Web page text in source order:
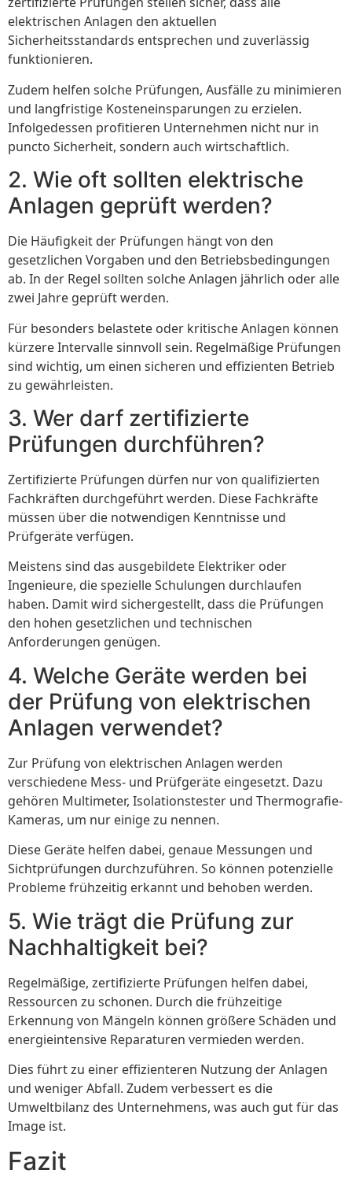
elektrischen Anlagen den aktuellen
Sicherheitsstandards entsprechen und zuverlässig
funktionieren.
Zudem helfen solche Prüfungen, Ausfälle zu minimieren
und langfristige Kosteneinsparungen zu erzielen.
Infolgedessen profitieren Unternehmen nicht nur in
puncto Sicherheit, sondern auch wirtschaftlich.
2. Wie oft sollten elektrische
Anlagen geprüft werden?
Die Häufigkeit der Prüfungen hängt von den
gesetzlichen Vorgaben und den Betriebsbedingungen
ab. In der Regel sollten solche Anlagen jährlich oder alle
zwei Jahre geprüft werden.
Für besonders belastete oder kritische Anlagen können
kürzere Intervalle sinnvoll sein. Regelmäßige Prüfungen
sind wichtig, um einen sicheren und effizienten Betrieb
zu gewährleisten.
3. Wer darf zertifizierte
Prüfungen durchführen?
Zertifizierte Prüfungen dürfen nur von qualifizierten
Fachkräften durchgeführt werden. Diese Fachkräfte
müssen über die notwendigen Kenntnisse und
Prüfgeräte verfügen.
Meistens sind das ausgebildete Elektriker oder
Ingenieure, die spezielle Schulungen durchlaufen
haben. Damit wird sichergestellt, dass die Prüfungen
den hohen gesetzlichen und technischen
Anforderungen genügen.
4. Welche Geräte werden bei
der Prüfung von elektrischen
Anlagen verwendet?
Zur Prüfung von elektrischen Anlagen werden
verschiedene Mess- und Prüfgeräte eingesetzt. Dazu
gehören Multimeter, Isolationstester und Thermografie-
Kameras, um nur einige zu nennen.
Diese Geräte helfen dabei, genaue Messungen und
Sichtprüfungen durchzuführen. So können potenzielle
Probleme frühzeitig erkannt und behoben werden.
5. Wie trägt die Prüfung zur
Nachhaltigkeit bei?
Regelmäßige, zertifizierte Prüfungen helfen dabei,
Ressourcen zu schonen. Durch die frühzeitige
Erkennung von Mängeln können größere Schäden und
energieintensive Reparaturen vermieden werden.
Dies führt zu einer effizienteren Nutzung der Anlagen
und weniger Abfall. Zudem verbessert es die
Umweltbilanz des Unternehmens, was auch gut für das
Image ist.
Fazit